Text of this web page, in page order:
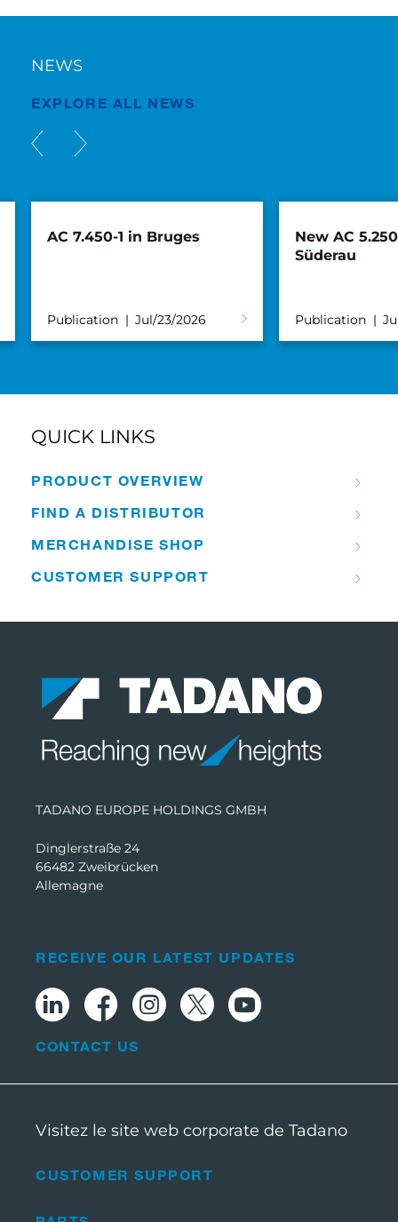
NEWS
EXPLORE ALL NEWS
AC 7.450-1 in Bruges
Publication Jul/23/2026
New AC
Süderau
Publication
QUICK LINKS
PRODUCT OVERVIEW
FIND A DISTRIBUTOR
MERCHANDISE SHOP
CUSTOMER SUPPORT
TADANO EUROPE HOLDINGS GMBH
Dinglerstraße 24
66482 Zweibrücken
Allemagne
CUSTOMER SUPPORT
RECEIVE OUR LATEST UPDATES
CONTACT US
Visitez le site web corporate de Tadano